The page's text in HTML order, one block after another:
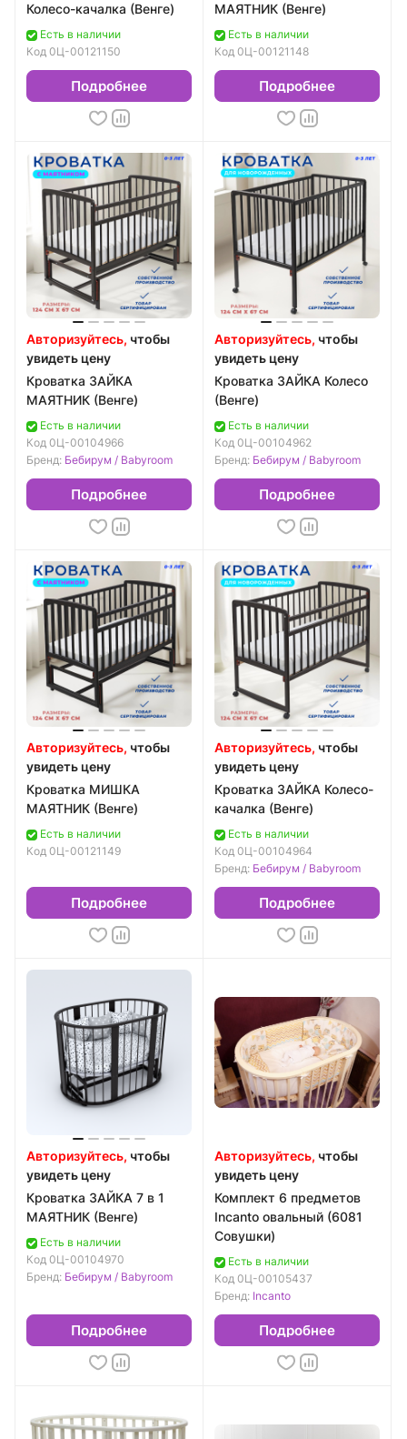
Колесо-качалка (Венге)
Есть в наличии
Код 0Ц-00121150
Подробнее
МАЯТНИК (Венге)
Есть в наличии
Код 0Ц-00121148
Подробнее
Авторизуйтесь, чтобы
увидеть цену
Кроватка ЗАЙКА
МАЯТНИК (Венге)
Есть в наличии
Код 0Ц-00104966
Бренд: Бебирум / Babyroom
Подробнее
Авторизуйтесь, чтобы
увидеть цену
Кроватка ЗАЙКА Колесо
(Венге)
Есть в наличии
Код 0Ц-00104962
Бренд: Бебирум / Babyroom
Подробнее
Авторизуйтесь, чтобы
увидеть цену
Кроватка МИШКА
МАЯТНИК (Венге)
Есть в наличии
Код 0Ц-00121149
Подробнее
Авторизуйтесь, чтобы
увидеть цену
Кроватка ЗАЙКА Колесо-
качалка (Венге)
Есть в наличии
Код 0Ц-00104964
Бренд: Бебирум / Babyroom
Подробнее
Авторизуйтесь, чтобы
увидеть цену
Кроватка ЗАЙКА 7 в 1
МАЯТНИК (Венге)
Есть в наличии
Код 0Ц-00104970
Бренд: Бебирум / Babyroom
Подробнее
Авторизуйтесь, чтобы
увидеть цену
Комплект 6 предметов
Incanto овальный (6081
Совушки)
Есть в наличии
Код 0Ц-00105437
Бренд: Incanto
Подробнее